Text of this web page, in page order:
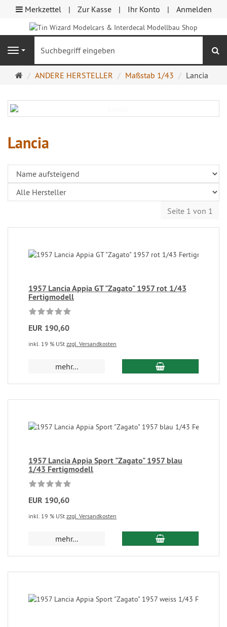
Merkzettel Zur Kasse Ihr Konto Anmelden
Navigation
Startseite
ANDERE HERSTELLER Maßstab 1/43 Lancia
Lancia
Seite 1 von 1
1957 Lancia Appia GT "Zagato" 1957 rot 1/43
Fertigmodell
EUR 190,60
inkl. 19 % USt zzgl. Versandkosten
mehr...
1957 Lancia Appia Sport "Zagato" 1957 blau
1/43 Fertigmodell
EUR 190,60
inkl. 19 % USt zzgl. Versandkosten
mehr...